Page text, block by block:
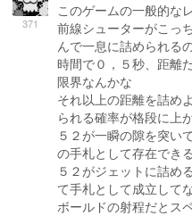
371
このゲームの一般的な
前線シューターがこっ
んで一息に詰められる
時間で０，５秒、距離
限界なんかな
それ以上の距離を詰め
られる確率が格段に上
５２が一瞬の隙を突い
の手札として存在でき
５２がジェットに詰め
て手札として成立して
ボールドの射程だとス